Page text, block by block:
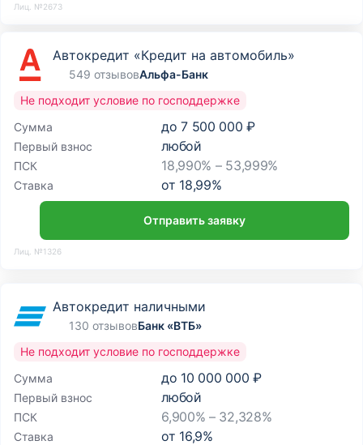
Лиц. №2673
Автокредит «Кредит на автомобиль»
549 отзывовАльфа-Банк
Сумма до 7 500 000 ₽
Первый взнос любой
ПСК 18,990% – 53,999%
Ставка от 18,99%
Не подходит условие по господдержке
Отправить заявку
Лиц. №1326
Автокредит наличными
130 отзывовБанк «ВТБ»
Сумма до 10 000 000 ₽
Первый взнос любой
ПСК 6,900% – 32,328%
Ставка от 16,9%
Не подходит условие по господдержке